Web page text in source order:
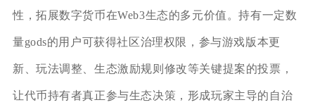
性，拓展数字货币在Web3生态的多元价值。持有一定数
量gods的用户可获得社区治理权限，参与游戏版本更
新、玩法调整、生态激励规则修改等关键提案的投票，
让代币持有者真正参与生态决策，形成玩家主导的自治